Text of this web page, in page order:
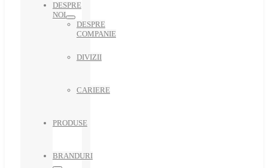
DESPRE
NOI
DESPRE
COMPANIE
DIVIZII
CARIERE
PRODUSE
BRANDURI